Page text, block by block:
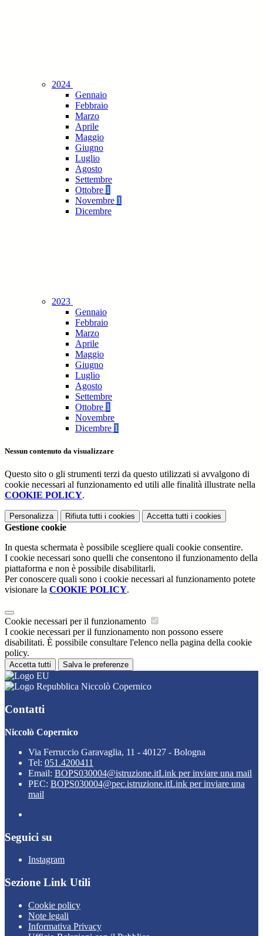
2024
Gennaio
Febbraio
Marzo
Aprile
Maggio
Giugno
Luglio
Agosto
Settembre
Ottobre 1
Novembre 1
Dicembre
2023
Gennaio
Febbraio
Marzo
Aprile
Maggio
Giugno
Luglio
Agosto
Settembre
Ottobre 1
Novembre
Dicembre 1
Nessun contenuto da visualizzare
Questo sito o gli strumenti terzi da questo utilizzati si avvalgono di
cookie necessari al funzionamento ed utili alle finalità illustrate nella
COOKIE POLICY.
Personalizza Rifiuta tutti i cookies Accetta tutti i cookies
Gestione cookie
In questa schermata è possibile scegliere quali cookie consentire.
I cookie necessari sono quelli che consentono il funzionamento della
piattaforma e non è possibile disabilitarli.
Per conoscere quali sono i cookie necessari al funzionamento potete
visionare la COOKIE POLICY.
Cookie necessari per il funzionamento
I cookie necessari per il funzionamento non possono essere
disabilitati. È possibile consultare l'elenco nella pagina della cookie
policy.
Accetta tutti Salva le preferenze
Niccolò Copernico
Contatti
Niccolò Copernico
Via Ferruccio Garavaglia, 11 - 40127 - Bologna
Tel: 051.4200411
Email: BOPS030004@istruzione.itLink per inviare una mail
PEC: BOPS030004@pec.istruzione.itLink per inviare una
mail
Seguici su
Instagram
Sezione Link Utili
Cookie policy
Note legali
Informativa Privacy